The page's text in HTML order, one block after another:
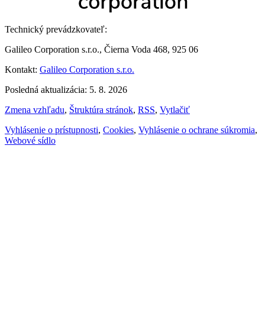
Technický prevádzkovateľ:
Galileo Corporation s.r.o., Čierna Voda 468, 925 06
Kontakt: Galileo Corporation s.r.o.
Posledná aktualizácia: 5. 8. 2026
Zmena vzhľadu, Štruktúra stránok, RSS, Vytlačiť
Vyhlásenie o prístupnosti, Cookies, Vyhlásenie o ochrane súkromia,
Webové sídlo